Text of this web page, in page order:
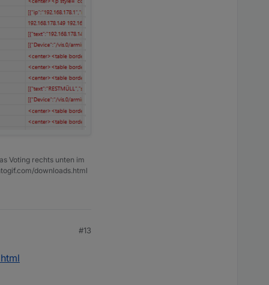
Voting rechts unten im
downloads.html
#13